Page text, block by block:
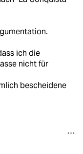
ich die
nicht für
bescheidene